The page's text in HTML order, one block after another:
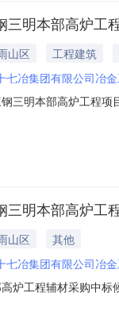
明本部高炉工
山区
工程建筑
七冶集团有限公司冶
三明本部高炉工程
明本部高炉工
山区
其他
七冶集团有限公司冶
炉工程辅材采购中